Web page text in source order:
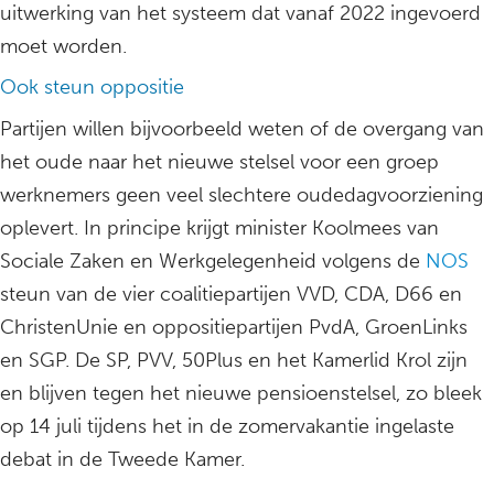
uitwerking van het systeem dat vanaf 2022 ingevoerd
moet worden.
Ook steun oppositie
Partijen willen bijvoorbeeld weten of de overgang van
het oude naar het nieuwe stelsel voor een groep
werknemers geen veel slechtere oudedagvoorziening
oplevert. In principe krijgt minister Koolmees van
Sociale Zaken en Werkgelegenheid volgens de NOS
steun van de vier coalitiepartijen VVD, CDA, D66 en
ChristenUnie en oppositiepartijen PvdA, GroenLinks
en SGP. De SP, PVV, 50Plus en het Kamerlid Krol zijn
en blijven tegen het nieuwe pensioenstelsel, zo bleek
op 14 juli tijdens het in de zomervakantie ingelaste
debat in de Tweede Kamer.